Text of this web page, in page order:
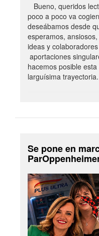
Bueno, queridos
poco a poco va
deseábamos desde
esperamos,
ideas y
aportaciones
hacemos posible
larguísima trayectoria.
Se pone en